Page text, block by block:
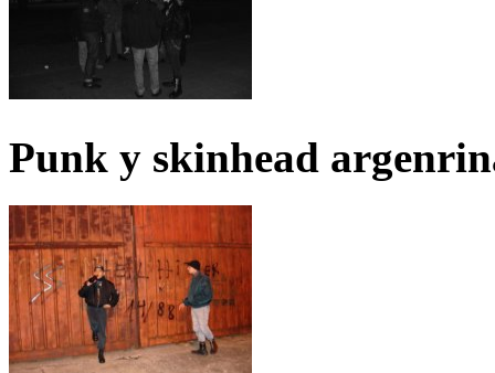
Punk y skinhead